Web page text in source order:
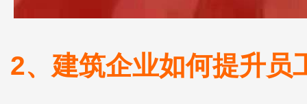
2、建筑企业如何提升员